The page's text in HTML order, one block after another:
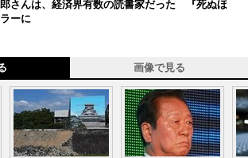
さんは、経済界有数の読書家だった 『死ぬほ
ーに
画像で見る